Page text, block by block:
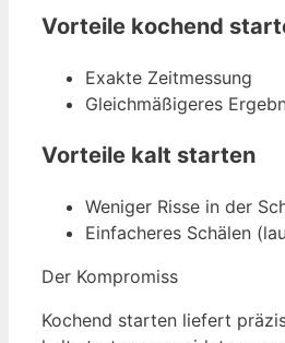
Vorteile kochend
Exakte Zeitmessung
Gleichmäßigeres
Vorteile kalt starten
Weniger Risse in der
Einfacheres Schälen
Der Kompromiss
Kochend starten liefert